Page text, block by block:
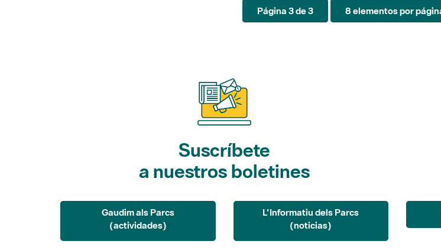
Página 3 de 3 8 elementos por
Suscríbete
a nuestros boletines
Gaudim als Parcs
(actividades)
L'Informatiu dels Parcs
(noticias)